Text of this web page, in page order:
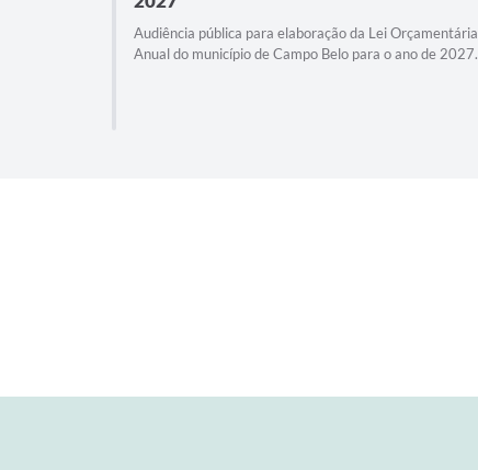
Audiência pública para elaboração da Lei Orçamentária
Anual do município de Campo Belo para o ano de 2027.